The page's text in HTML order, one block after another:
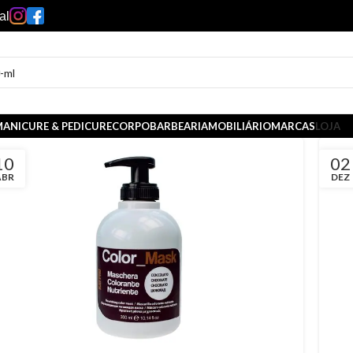
& PEDICURECORPOBARBEARIAMOBILIÁRIOMARCASLOJA
02
DEZ